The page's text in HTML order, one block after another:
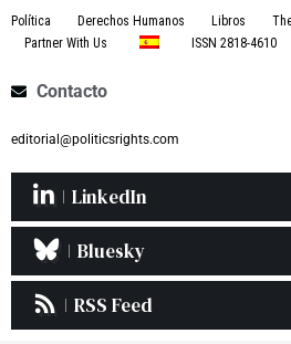
Política Derechos Humanos Libros
Partner With Us
ISSN 2818-4610
Contacto
editorial@politicsrights.com
LinkedIn
Bluesky
RSS Feed